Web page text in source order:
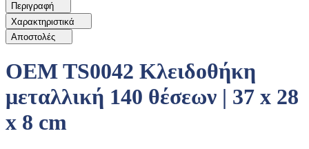
Περιγραφή
Χαρακτηριστικά
Αποστολές
OEM TS0042 Κλειδοθήκη
μεταλλική 140 θέσεων | 37 x 28
x 8 cm